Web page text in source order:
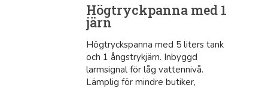
Högtryckpanna med 1
järn
Högtryckspanna med 5 liters tank
och 1 ångstrykjärn. Inbyggd
larmsignal för låg vattennivå.
Lämplig för mindre butiker,